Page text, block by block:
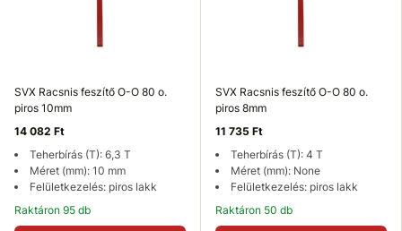
SVX Racsnis feszítő O-O 80 o.
piros 10mm
14 082 Ft
Teherbírás (T): 6,3 T
Méret (mm): 10 mm
Felületkezelés: piros lakk
Raktáron 95 db
SVX Racsnis feszítő O-O 80 o.
piros 8mm
11 735 Ft
Teherbírás (T): 4 T
Méret (mm): None
Felületkezelés: piros lakk
Raktáron 50 db